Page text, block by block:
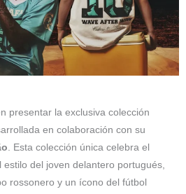
presentar la exclusiva colección
en colaboración con su
. Esta colección única celebra el
del joven delantero portugués,
rossonero y un ícono del fútbol